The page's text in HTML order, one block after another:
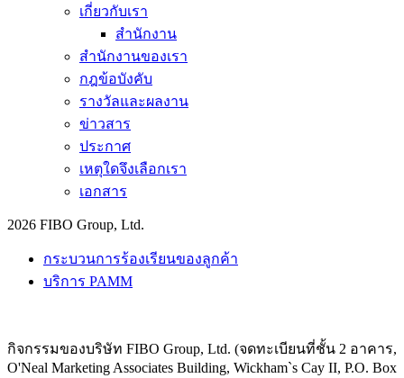
เกี่ยวกับเรา
สำนักงาน
สำนักงานของเรา
กฎข้อบังคับ
รางวัลและผลงาน
ข่าวสาร
ประกาศ
เหตุใดจึงเลือกเรา
เอกสาร
2026 FIBO Group, Ltd.
กระบวนการร้องเรียนของลูกค้า
บริการ PAMM
กิจกรรมของบริษัท FIBO Group, Ltd. (จดทะเบียนที่ชั้น 2 อาคาร,
O'Neal Marketing Associates Building, Wickham`s Cay II, P.O. Box